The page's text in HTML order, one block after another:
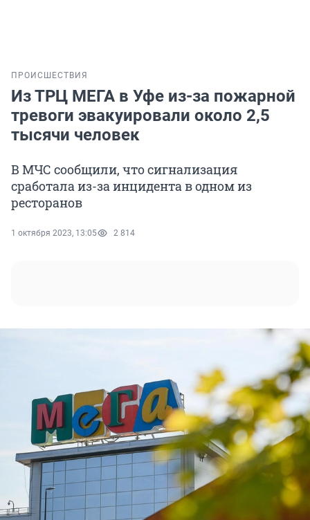
ПРОИСШЕСТВИЯ
Из ТРЦ МЕГА в Уфе из-за пожарной
тревоги эвакуировали около 2,5
тысячи человек
В МЧС сообщили, что сигнализация
сработала из-за инцидента в одном из
ресторанов
1 октября 2023, 13:05 2 814